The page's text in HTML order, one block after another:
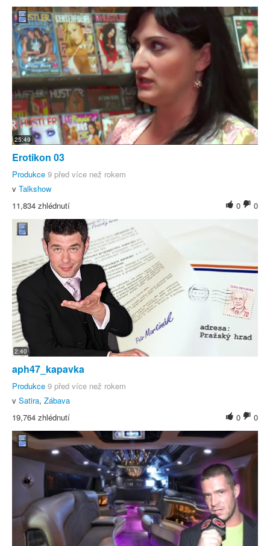
25:49
Erotikon 03
Produkce 9 před více než rokem
v Talkshow
0
0
11,834 zhlédnutí
2:40
aph47_kapavka
Produkce 9 před více než rokem
v Satira, Zábava
0
0
19,764 zhlédnutí